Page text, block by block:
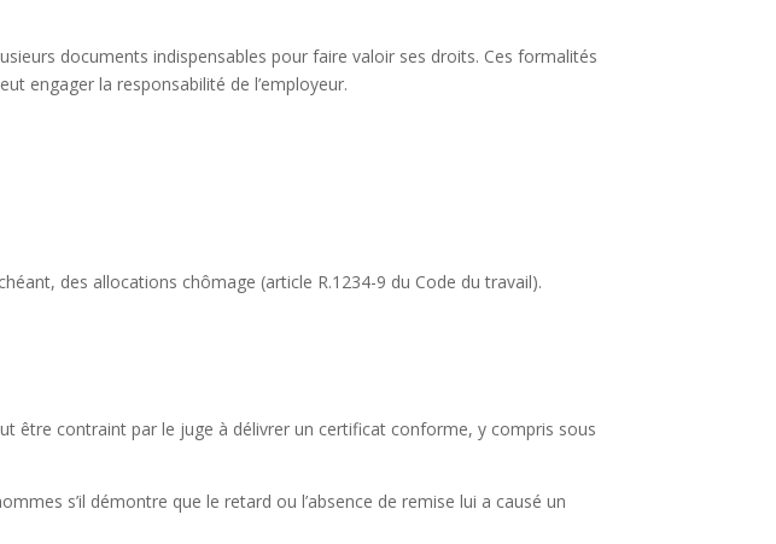
documents indispensables pour faire valoir ses droits. Ces formalités
engager la responsabilité de l’employeur.
des allocations chômage (article R.1234-9 du Code du travail).
être contraint par le juge à délivrer un certificat conforme, y compris sous
s’il démontre que le retard ou l’absence de remise lui a causé un